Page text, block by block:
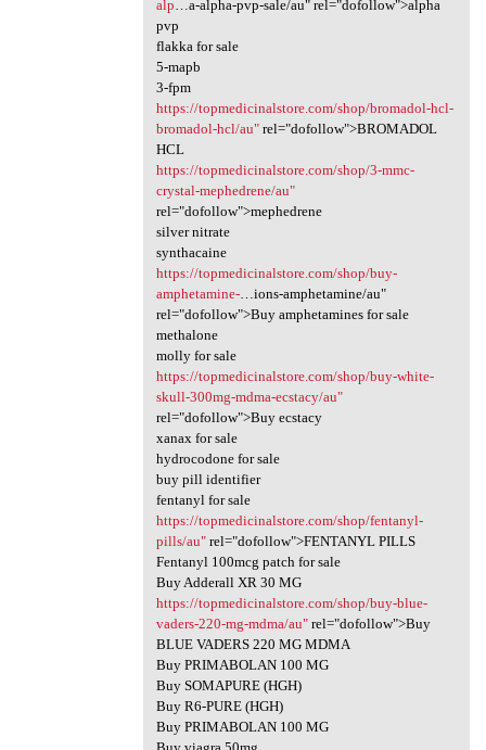
alp…a-alpha-pvp-sale/au" rel="dofollow">alpha
pvp
flakka for sale
5-mapb
3-fpm
https://topmedicinalstore.com/shop/bromadol-hcl-
bromadol-hcl/au"rel="dofollow">BROMADOL
HCL
https://topmedicinalstore.com/shop/3-mmc-
crystal-mephedrene/au"
rel="dofollow">mephedrene
silver nitrate
synthacaine
https://topmedicinalstore.com/shop/buy-
amphetamine-…ions-amphetamine/au"
rel="dofollow">Buy amphetamines for sale
methalone
molly for sale
https://topmedicinalstore.com/shop/buy-white-
skull-300mg-mdma-ecstacy/au"
rel="dofollow">Buy ecstacy
xanax for sale
hydrocodone for sale
buy pill identifier
fentanyl for sale
https://topmedicinalstore.com/shop/fentanyl-
pills/au"rel="dofollow">FENTANYL PILLS
Fentanyl 100mcg patch for sale
Buy Adderall XR 30 MG
https://topmedicinalstore.com/shop/buy-blue-
vaders-220-mg-mdma/au"rel="dofollow">Buy
BLUE VADERS 220 MG MDMA
Buy PRIMABOLAN 100 MG
Buy SOMAPURE (HGH)
Buy R6-PURE (HGH)
Buy PRIMABOLAN 100 MG